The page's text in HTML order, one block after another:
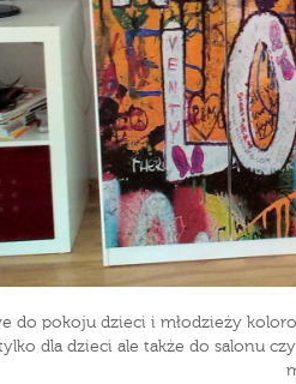
do pokoju dzieci i młodzieży
dla dzieci ale także do salonu